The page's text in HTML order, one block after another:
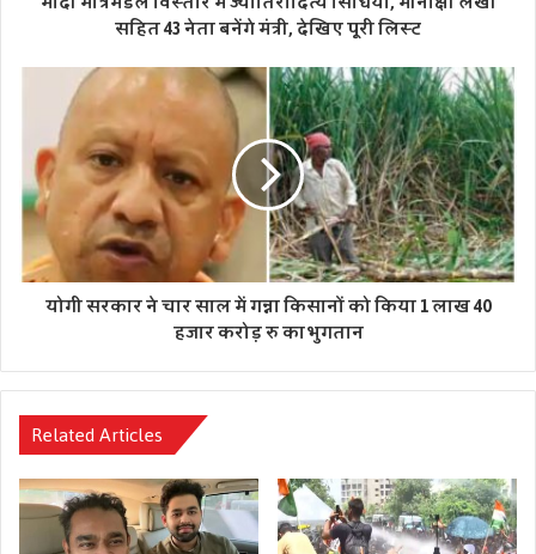
सहित 43 नेता बनेंगे मंत्री, देखिए पूरी लिस्ट
योगी सरकार ने चार साल में गन्ना किसानों को किया 1 लाख 40
हजार करोड़ रु का भुगतान
Related Articles